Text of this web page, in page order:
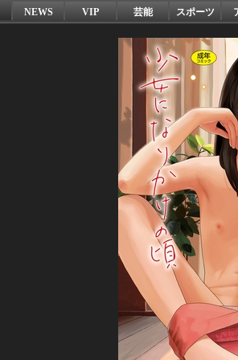
NEWS VIP 芸能 スポーツ